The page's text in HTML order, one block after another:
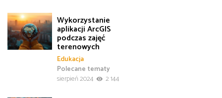
Wykorzystanie
aplikacji ArcGIS
podczas zajęć
terenowych
Edukacja
Polecane tematy
sierpień 2024
2 144